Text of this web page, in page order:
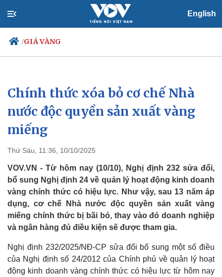
English
/GIÁ VÀNG
Chính trị
Đảng
Tổ chức nhân sự
Quốc hội
Nhận diện sự thật
Xã hội
Dự báo thời tiết
Chính thức xóa bỏ cơ chế Nhà
nước độc quyền sản xuất vàng
miếng
Thứ Sáu, 11:36, 10/10/2025
VOV.VN - Từ hôm nay (10/10), Nghị định 232 sửa đổi,
bổ sung Nghị định 24 về quản lý hoạt động kinh doanh
vàng chính thức có hiệu lực. Như vậy, sau 13 năm áp
dụng, cơ chế Nhà nước độc quyền sản xuất vàng
miếng chính thức bị bãi bỏ, thay vào đó doanh nghiệp
và ngân hàng đủ điều kiện sẽ được tham gia.
Nghị định 232/2025/NĐ-CP sửa đổi bổ sung một số điều
của Nghị định số 24/2012 của Chính phủ về quản lý hoạt
động kinh doanh vàng chính thức có hiệu lực từ hôm nay